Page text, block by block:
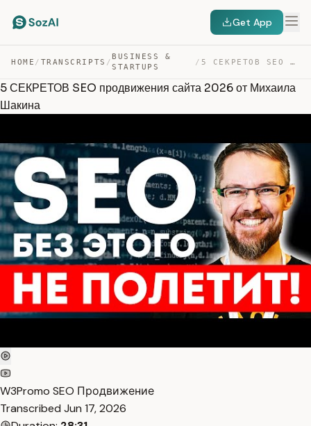
Get App
HOME / TRANSCRIPTS /
BUSINESS &
STARTUPS
/ 5 СЕКРЕТОВ SEO ПРОДВИЖЕНИЯ САЙТА 2026 ОТ МИХАИЛА ШАКИНА — TRANSCRIPT
5 СЕКРЕТОВ SEO продвижения сайта 2026 от Михаила
Шакина
W3Promo SEO Продвижение
Transcribed Jun 17, 2026